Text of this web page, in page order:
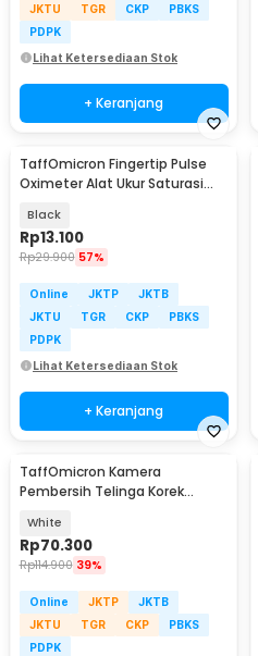
JKTU
TGR CKP
PBKS
PDPK
Lihat Ketersediaan Stok
+ Keranjang
TaffOmicron Fingertip Pulse
Oximeter Alat Ukur Saturasi
Black
Rp13.100
Rp29.900 57%
Online JKTP
JKTB
JKTU
TGR CKP
PBKS
PDPK
Lihat Ketersediaan Stok
+ Keranjang
TaffOmicron Kamera
Pembersih Telinga Korek
NE6
White
Rp70.300
Rp114.900 39%
Online JKTP
JKTB
JKTU
TGR CKP
PBKS
PDPK